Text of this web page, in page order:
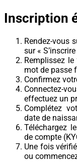
Inscription
Rendez-vous
sur « S’inscrire
Remplissez
mot de passe
Confirmez
Connectez-
effectuez un
Complétez
date de
Téléchargez
de compte
Une fois
ou